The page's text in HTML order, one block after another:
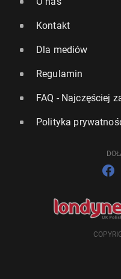
Kontakt
Dla mediów
Regulamin
FAQ - Najczęściej
Polityka